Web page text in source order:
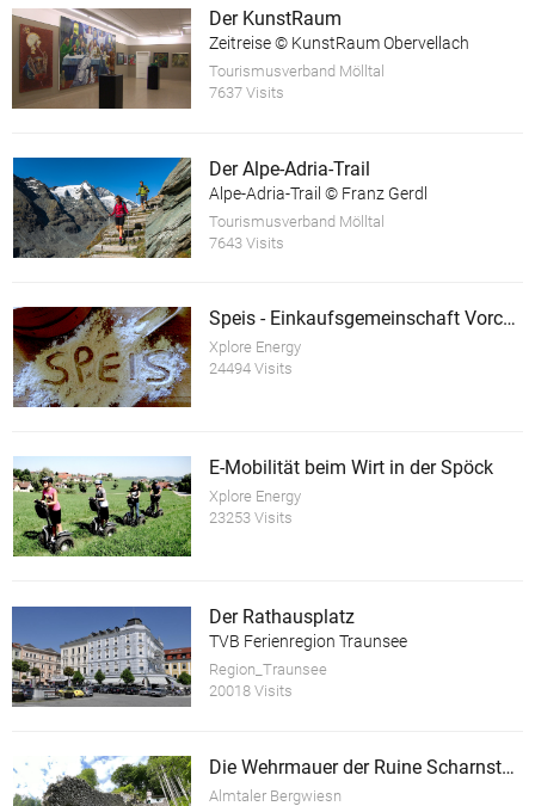
Der KunstRaum
Zeitreise © KunstRaum Obervellach
Tourismusverband Mölltal
7637 Visits
Der Alpe-Adria-Trail
Alpe-Adria-Trail © Franz Gerdl
Tourismusverband Mölltal
7643 Visits
Speis - Einkaufsgemeinschaft Vorchdorf
Xplore Energy
24494 Visits
E-Mobilität beim Wirt in der Spöck
Xplore Energy
23253 Visits
Der Rathausplatz
TVB Ferienregion Traunsee
Region_Traunsee
20018 Visits
Die Wehrmauer der Ruine Scharnstein
Almtaler Bergwiesn